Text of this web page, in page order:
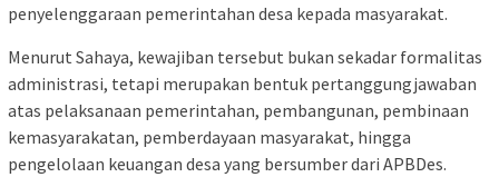
penyelenggaraan pemerintahan desa kepada masyarakat.
Menurut Sahaya, kewajiban tersebut bukan sekadar formalitas
administrasi, tetapi merupakan bentuk pertanggungjawaban
atas pelaksanaan pemerintahan, pembangunan, pembinaan
kemasyarakatan, pemberdayaan masyarakat, hingga
pengelolaan keuangan desa yang bersumber dari APBDes.